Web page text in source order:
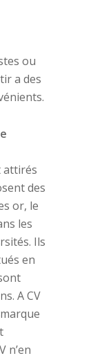
ou
a des
attirés
des
or, le
les
Ils
en
A CV
n’en